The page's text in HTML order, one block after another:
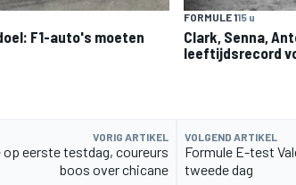
F1-auto's moeten
FORMULE 115 u
Clark, Senna,
leeftijdsrecord
VORIG ARTIKEL
op eerste testdag, coureurs
boos over chicane
VOLGEND ARTIKEL
Formule E-test
tweede dag